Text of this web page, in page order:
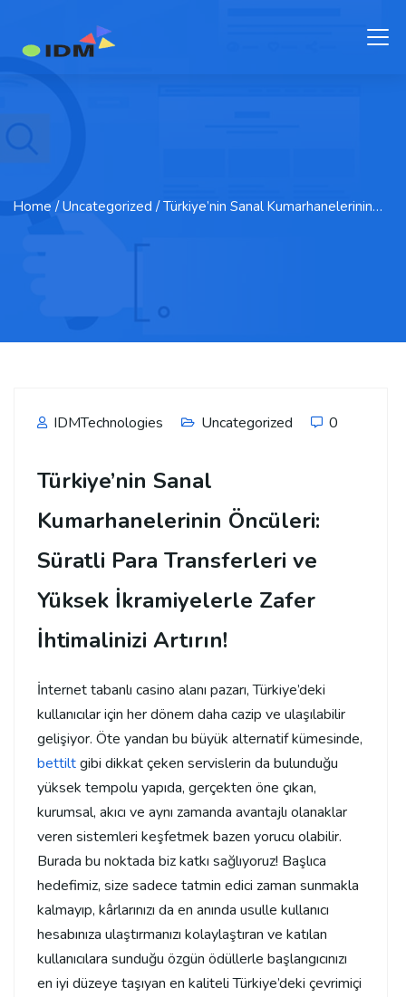
Home / Uncategorized / Türkiye’nin Sanal Kumarhanelerinin…
IDMTechnologies Uncategorized 0
Türkiye’nin Sanal
Kumarhanelerinin Öncüleri:
Süratli Para Transferleri ve
Yüksek İkramiyelerle Zafer
İhtimalinizi Artırın!
İnternet tabanlı casino alanı pazarı, Türkiye’deki
kullanıcılar için her dönem daha cazip ve ulaşılabilir
gelişiyor. Öte yandan bu büyük alternatif kümesinde,
bettiltgibi dikkat çeken servislerin da bulunduğu
yüksek tempolu yapıda, gerçekten öne çıkan,
kurumsal, akıcı ve aynı zamanda avantajlı olanaklar
veren sistemleri keşfetmek bazen yorucu olabilir.
Burada bu noktada biz katkı sağlıyoruz! Başlıca
hedefimiz, size sadece tatmin edici zaman sunmakla
kalmayıp, kârlarınızı da en anında usulle kullanıcı
hesabınıza ulaştırmanızı kolaylaştıran ve katılan
kullanıcılara sunduğu özgün ödüllerle başlangıcınızı
en iyi düzeye taşıyan en kaliteli Türkiye’deki çevrimiçi